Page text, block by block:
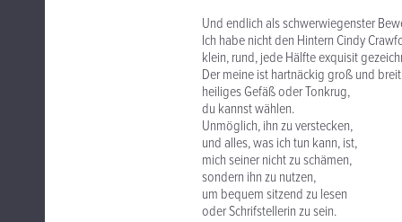
Und endlich als schwerwiegenster
Ich habe nicht den Hintern Cindy
klein, rund, jede Hälfte exquisit
Der meine ist hartnäckig groß und
heiliges Gefäß oder Tonkrug,
du kannst wählen.
Unmöglich, ihn zu verstecken,
und alles, was ich tun kann, ist,
mich seiner nicht zu schämen,
sondern ihn zu nutzen,
um bequem sitzend zu lesen
oder Schrifstellerin zu sein.